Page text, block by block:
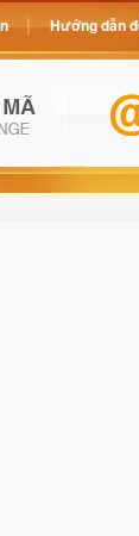
Hướng dẫn